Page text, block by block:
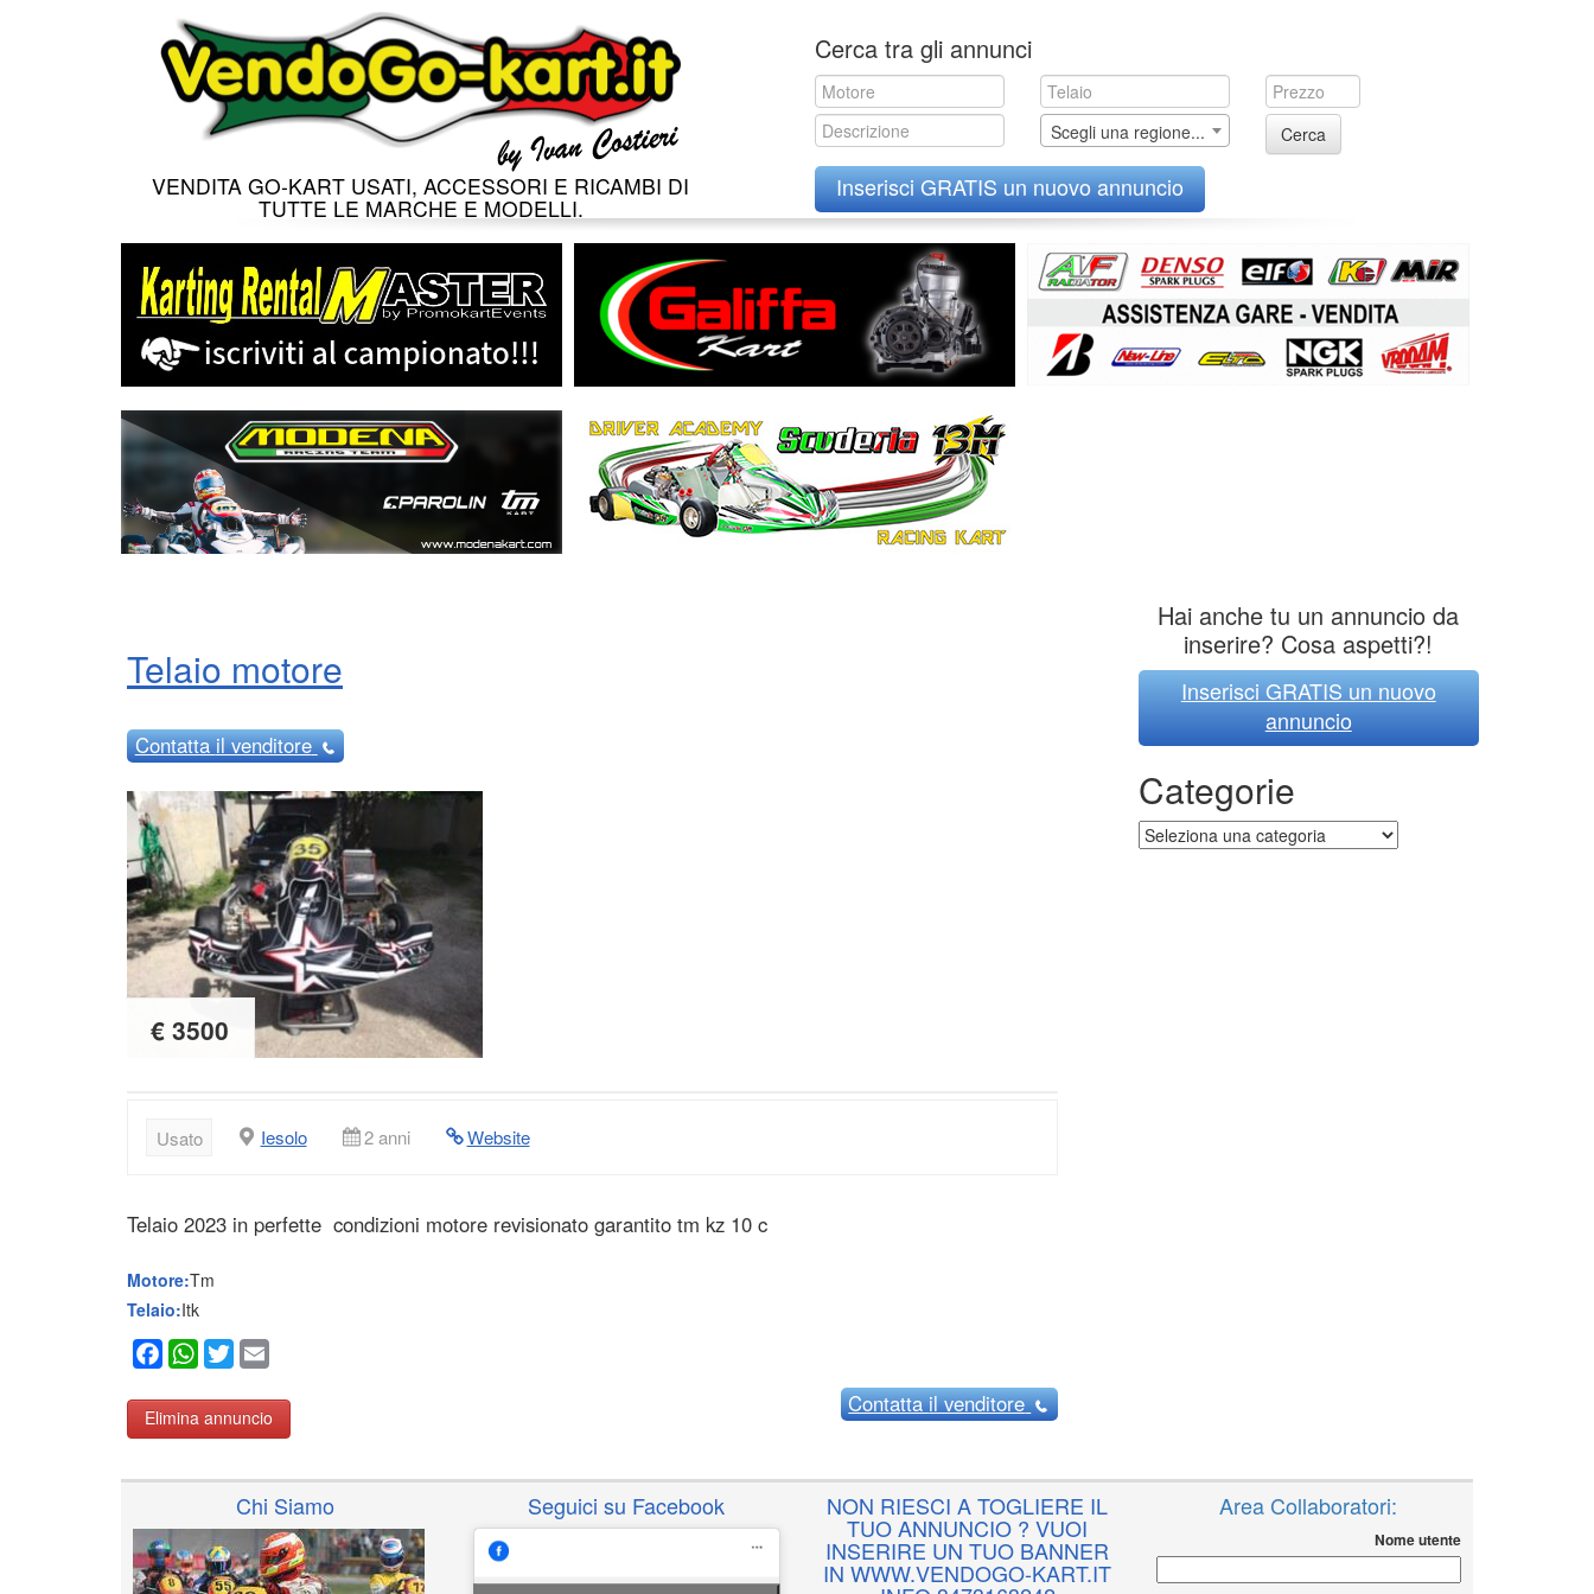
VENDITA GO-KART USATI, ACCESSORI E RICAMBI DI
TUTTE LE MARCHE E MODELLI.
to
content
Cerca tra gli annunci
Scegli una regione... Cerca
Inserisci GRATIS un nuovo annuncio
Telaio motore
Contattail venditore
€ 3500
Usato Iesolo 2 anni Website
Telaio 2023 in perfette condizioni motore revisionato garantito tm kz 10 c
Motore:Tm
Telaio:Itk
Facebook
WhatsApp
Twitter
Elimina annuncio
Contattail venditore
Hai anche tu un annuncio da
inserire? Cosa aspetti?!
Inserisci GRATIS un nuovo
annuncio
Categorie
Categorie
Chi Siamo Seguici su Facebook NON RIESCI A TOGLIERE IL
TUO ANNUNCIO ? VUOI
INSERIRE UN TUO BANNER
IN WWW.VENDOGO-KART.IT
Area Collaboratori:
Nome utente